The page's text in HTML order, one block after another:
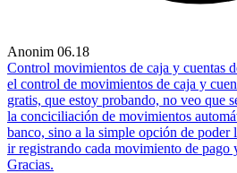
Anonim 06.18
Control movimientos de caja y cuentas
el control de movimientos de caja y
gratis, que estoy probando, no veo que
la conciciliación de movimientos
banco, sino a la simple opción de poder
ir registrando cada movimiento de pago
Gracias.